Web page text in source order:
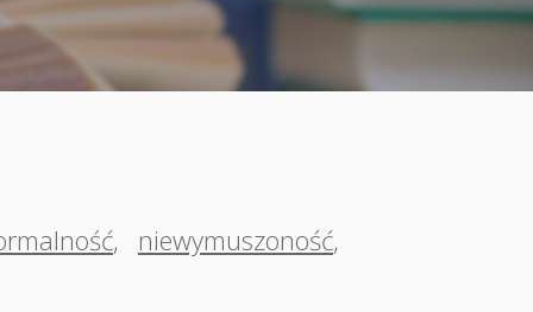
, niewymuszoność,